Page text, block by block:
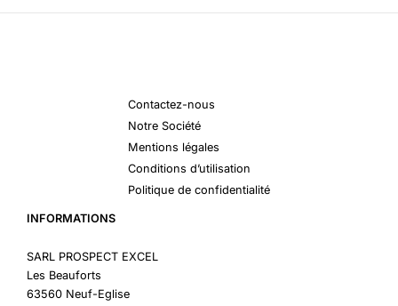
Contactez-nous
Notre Société
Mentions légales
Conditions d’utilisation
Politique de confidentialité
INFORMATIONS
SARL PROSPECT EXCEL
Les Beauforts
63560 Neuf-Eglise